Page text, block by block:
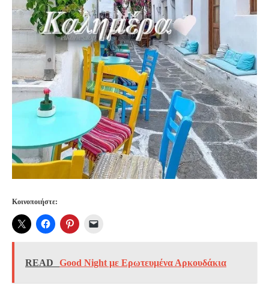
Κοινοποιήστε:
READ Good Night με Ερωτευμένα Αρκουδάκια